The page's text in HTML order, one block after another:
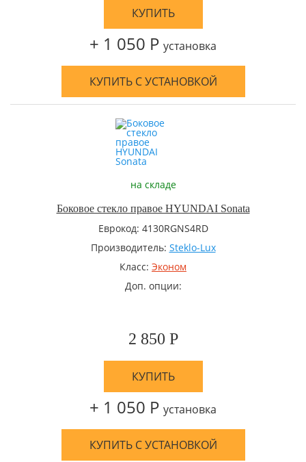
КУПИТЬ
+ 1 050 Р установка
КУПИТЬ С УСТАНОВКОЙ
на складе
Боковое стекло правое HYUNDAI Sonata
Еврокод: 4130RGNS4RD
Производитель: Steklo-Lux
Класс: Эконом
Доп. опции:
2 850 Р
КУПИТЬ
+ 1 050 Р установка
КУПИТЬ С УСТАНОВКОЙ